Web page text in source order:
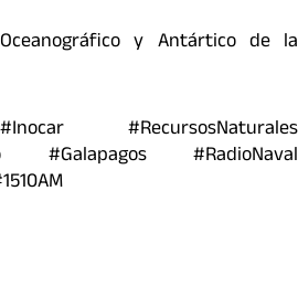
y Antártico de la
#RecursosNaturales
#Galapagos #RadioNaval